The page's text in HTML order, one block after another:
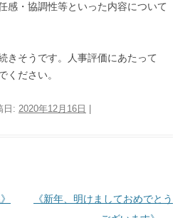
感・協調性等といった内容について
きそうです。人事評価にあたって
ください。
日: 2020年12月16日
《新年、明けましておめでとう